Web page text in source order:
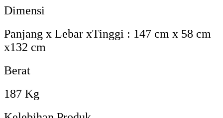
Dimensi
Panjang x Lebar xTinggi : 147 cm x 58 cm
x132 cm
Berat
187 Kg